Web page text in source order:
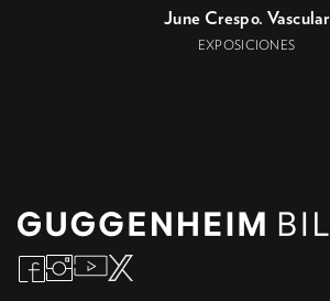
June Crespo. Vascular
EXPOSICIONES